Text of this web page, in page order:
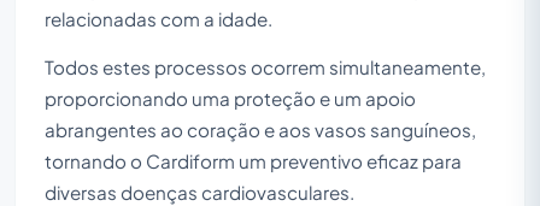
relacionadas com a idade.
Todos estes processos ocorrem simultaneamente,
proporcionando uma proteção e um apoio
abrangentes ao coração e aos vasos sanguíneos,
tornando o Cardiform um preventivo eficaz para
diversas doenças cardiovasculares.